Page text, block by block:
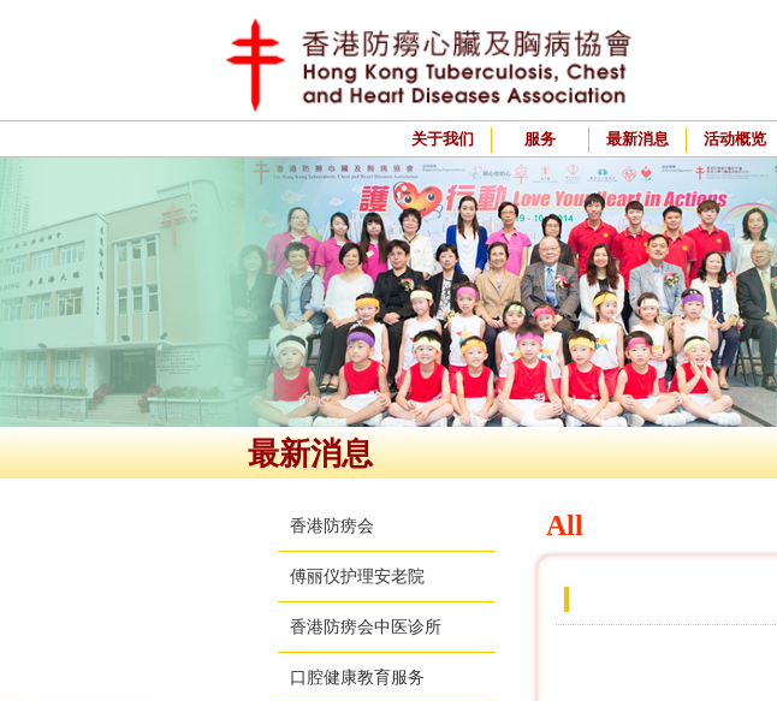
关于我们 服务 最新消息 活动概览
最新消息
香港防痨会
傅丽仪护理安老院
香港防痨会中医诊所
口腔健康教育服务
All